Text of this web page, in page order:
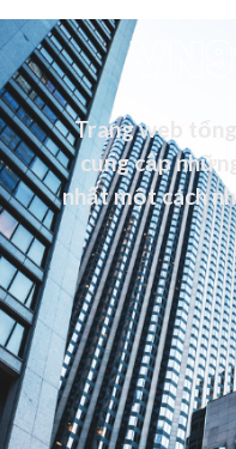
Trang web
cung cấp
nhất một cách